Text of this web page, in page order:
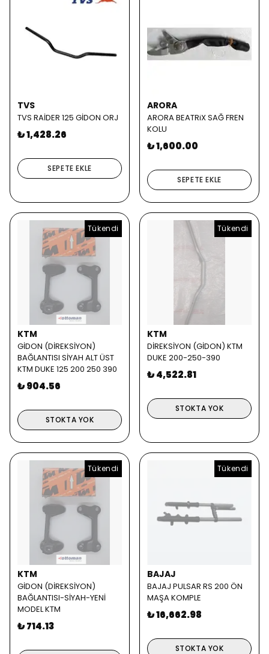
TVS
TVS RAİDER 125 GİDON ORJ
₺ 1,428.26
SEPETE EKLE
ARORA
ARORA BEATRiX SAĞ FREN
KOLU
₺ 1,600.00
SEPETE EKLE
Tükendi
KTM
GİDON (DİREKSİYON)
BAĞLANTISI SİYAH ALT ÜST
KTM DUKE 125 200 250 390
₺ 904.56
STOKTA YOK
Tükendi
KTM
DİREKSİYON (GİDON) KTM
DUKE 200-250-390
₺ 4,522.81
STOKTA YOK
Tükendi
KTM
GİDON (DİREKSİYON)
BAĞLANTISI-SİYAH-YENİ
MODEL KTM
₺ 714.13
Tükendi
BAJAJ
BAJAJ PULSAR RS 200 ÖN
MAŞA KOMPLE
₺ 16,662.98
STOKTA YOK